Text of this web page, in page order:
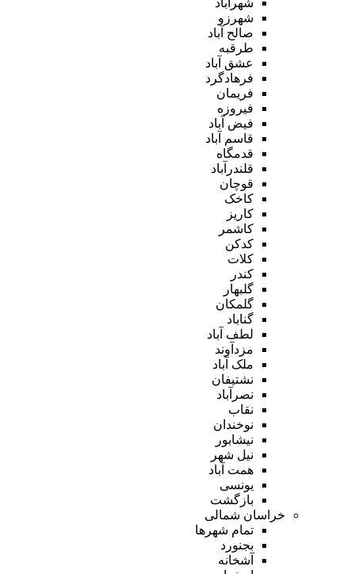
شهرزو
صالح آباد
طرقبه
عشق آباد
فرهادگرد
فریمان
فیروزه
فیض آباد
قاسم آباد
قدمگاه
قلندرآباد
قوچان
کاخک
کاریز
کاشمر
کدکن
کلات
کندر
گلبهار
گلمکان
گناباد
لطف آباد
مزدآوند
ملک آباد
نشتیفان
نصرآباد
نقاب
نوخندان
نیشابور
نیل شهر
همت آباد
یونسی
بازگشت
خراسان شمالی
تمام شهر‌ها
بجنورد
آشخانه